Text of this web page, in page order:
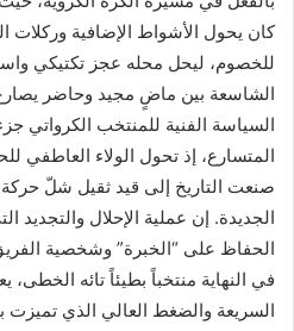
كان يحول الأشواط الإضافية وركلات
للخصوم، ليحل محله عجز تكتيكي
الشاسعة بين ماضٍ مجيد وحاضر
السياسة الفنية للمنتخب الكرواتي
المتسارع، إذ تحول الولاء العاطفي
صنعت التاريخ إلى قيد ثقيل شلّ
الجديدة. إن عملية الإحلال والتجديد
الحفاظ على “الخبرة” وشخصية
في النهاية منتخباً بطيئاً تائه
السريعة والضغط العالي الذي تميزت